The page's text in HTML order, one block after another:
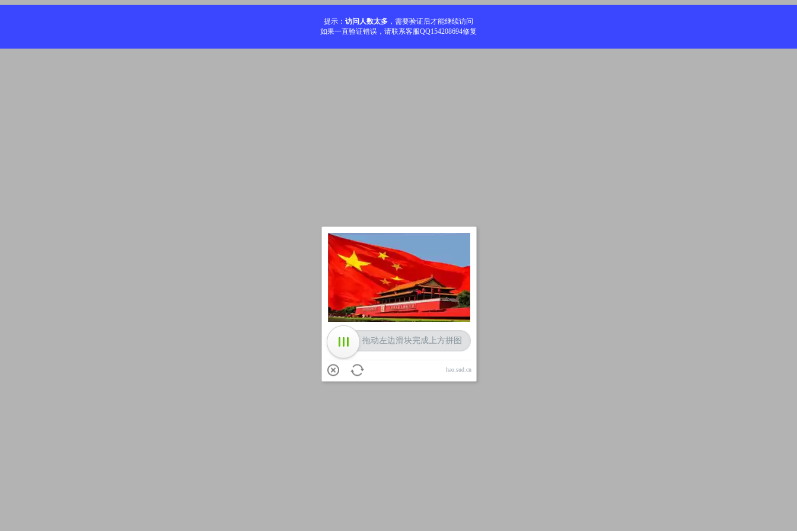
提示： 访问人数太多 ，需要验证后才能继续访问
如果一直验证错误，请联系客服QQ154208694修复
加载中
拖动左边滑块完成上方拼图
hao.sud.cn